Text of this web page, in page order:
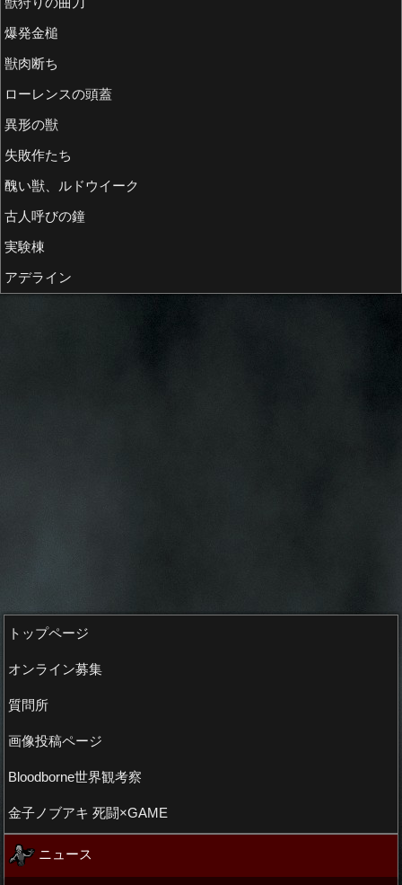
爆発金槌
獣肉断ち
ローレンスの頭蓋
異形の獣
失敗作たち
醜い獣、ルドウイーク
古人呼びの鐘
実験棟
アデライン
トップページ
オンライン募集
質問所
画像投稿ページ
Bloodborne世界観考察
金子ノブアキ 死闘×GAME
ニュース